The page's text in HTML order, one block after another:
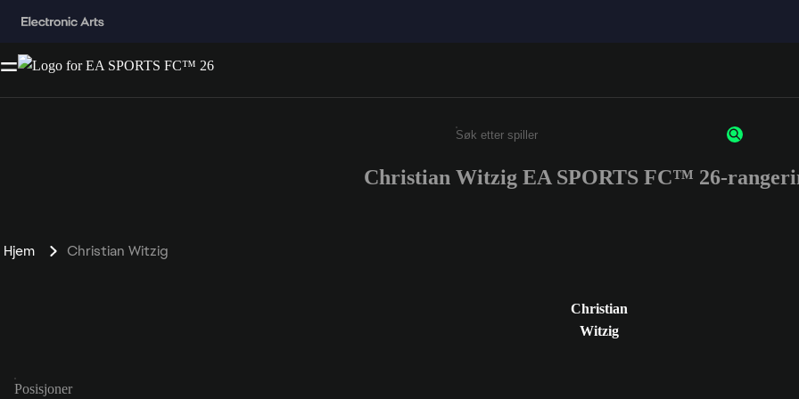
Enter a minimum of 3 characters or numbers
Christian Witzig EA SPORTS FC™ 26-
Hjem Christian Witzig
Christian
Witzig
Posisjoner